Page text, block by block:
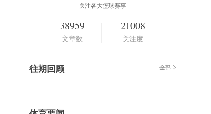
关注各大篮球赛事
38959
文章数
21008
关注度
往期回顾 全部